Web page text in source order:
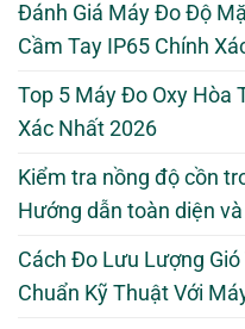
Đánh Giá Máy Đo Độ
Cầm Tay IP65 Chính
Top 5 Máy Đo Oxy Hòa
Xác Nhất 2026
Kiểm tra nồng độ cồn
Hướng dẫn toàn diện
Cách Đo Lưu Lượng
Chuẩn Kỹ Thuật Với